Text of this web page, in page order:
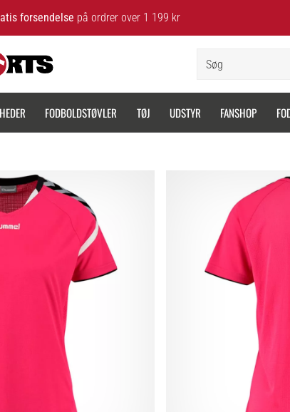
forsendelse på ordrer over 1 199 kr
FODBOLDSTØVLER TØJ UDSTYR FANSHOP